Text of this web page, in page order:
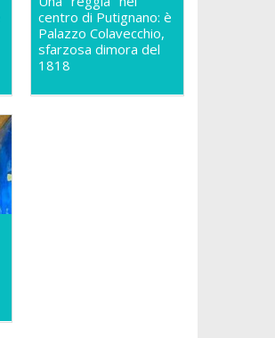
centro di Putignano: è
Palazzo Colavecchio,
sfarzosa dimora del
1818